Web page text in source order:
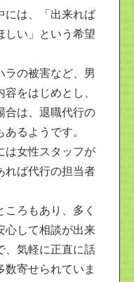
には、「出来れば
しい」という希望
ラの被害など、男
をはじめとし、
合は、退職代行の
るようです。
は女性スタッフが
れば代行の担当者
ろもあり、多く
心して相談が出来
、気軽に正直に話
寄せられていま